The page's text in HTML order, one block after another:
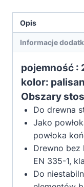
impregnujący
do
drewna
palisander
2,5L
Opis
Informacje
pojemność :
kolor:
Obszary
Do drewna
Jako
powłoka
Drewno bez
EN 335-1,
Do